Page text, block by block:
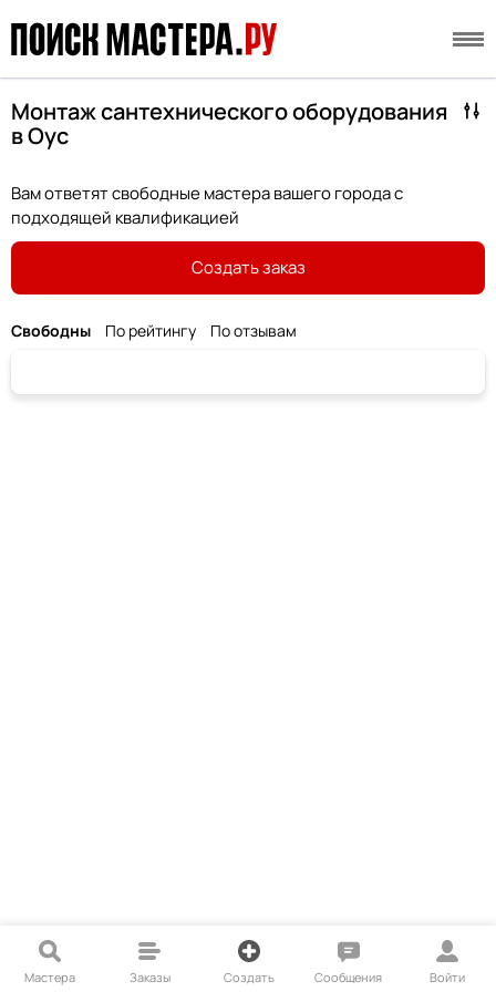
Монтаж сантехнического оборудования
в Оус
Вам ответят свободные мастера вашего города с
подходящей квалификацией
Создать заказ
Свободны По рейтингу По отзывам
Мастера Заказы Создать Сообщения Войти